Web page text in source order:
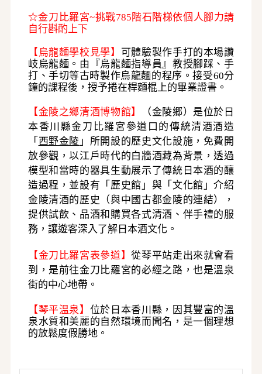
☆金刀比羅宮~挑戰785階石階梯依個人腳力請
自行斟酌上下
【 烏龍麵學校見學】 可體驗製作手打的本場讚
岐烏龍麵。由『烏龍麵指導員』教授腳踩、手
打、手切等古時製作烏龍麵的程序。接受60分
鐘的課程後，授予捲在桿麵棍上的畢業證書 。
【金陵之鄉清酒博物館】
（金陵郷）是位於日
本香川縣金刀比羅宮參道口的傳統清酒酒造
「 西野金陵 」所開設的歷史文化設施，免費開
放參觀，以江戶時代的白牆酒藏為背景，透過
模型和當時的器具生動展示了傳統日本酒的釀
造過程，並設有「歷史館」與「文化館」介紹
金陵清酒的歷史（與中國古都金陵的連結），
提供試飲、品酒和購買各式清酒、伴手禮的服
務，讓遊客深入了解日本酒文化。
【金刀比羅宮表參道】從琴平站走出來就會看
到，是前往金刀比羅宮的必經之路，也是溫泉
街的中心地帶。
【琴平温泉 】 位於日本香川縣，因其豐富的溫
泉水質和美麗的自然環境而聞名，是一個理想
的放鬆度假勝地。